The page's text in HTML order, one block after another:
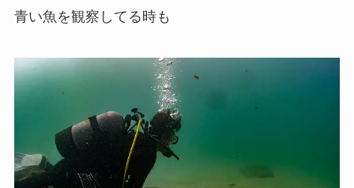
青い魚を観察してる時も